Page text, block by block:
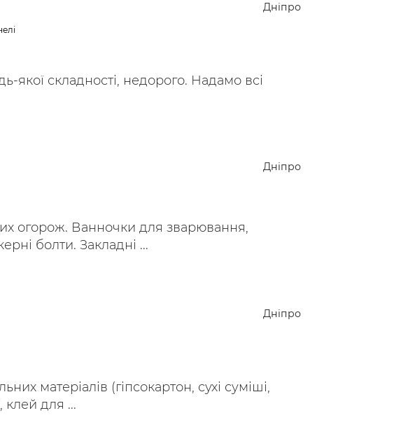
Дніпро
якої складності, недорого. Надамо всі
Дніпро
огорож. Ванночки для зварювання,
болти. Закладні ...
Дніпро
матеріалів (гіпсокартон, сухі суміші,
клей для ...